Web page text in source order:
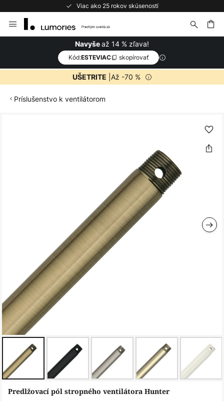
Viac ako 25 rokov skúseností
to
Navyšeaž 14 % zľava!
Kód:ESTEVIAC skopírovať
UŠETRITE |Až -70 %
Príslušenstvo k ventilátorom
Preskočiť
Predlžovací pól stropného ventilátora Hunter